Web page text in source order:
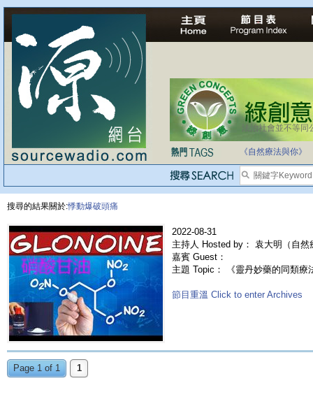
法治社會並不等同
《自然療法與你》
搜尋的結果關於:悸動爆破頭痛
2022-08-31
主持人 Hosted by： 袁大明（自然
嘉賓 Guest：
主題 Topic： 《靈丹妙藥的同類
節目重溫 Click to enter Archives
Page 1 of 1 1